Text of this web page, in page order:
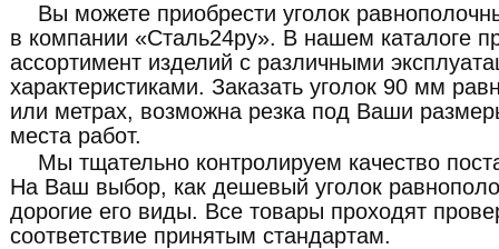
Вы можете приобрести уголок
в компании «Сталь24ру». В нашем каталоге
ассортимент изделий с различными
характеристиками. Заказать уголок 90 мм
или метрах, возможна резка под Ваши
места работ.
Мы тщательно контролируем качество
На Ваш выбор, как дешевый уголок
дорогие его виды. Все товары проходят
соответствие принятым стандартам.